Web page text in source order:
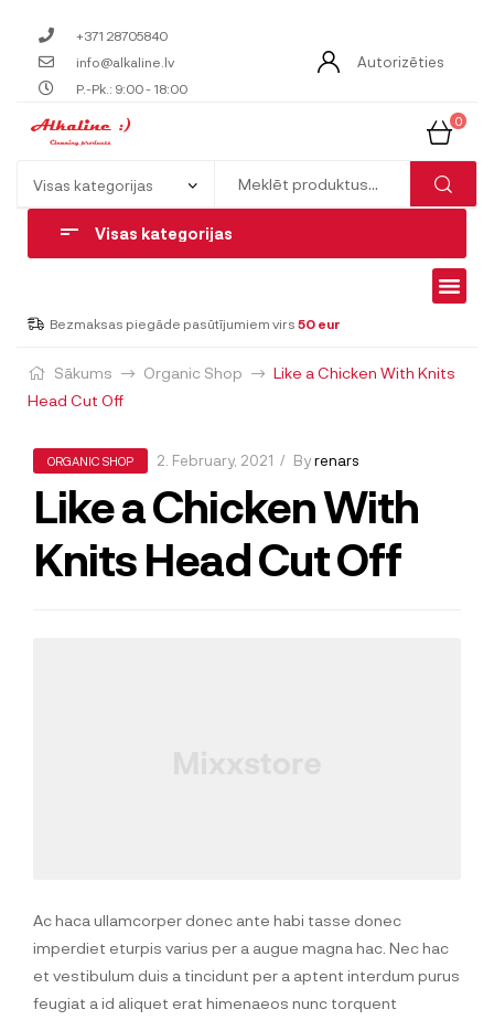
+371 28705840
info@alkaline.lv
P.-Pk.: 9:00 - 18:00
Autorizēties
0
Visas kategorijas
Bezmaksas piegāde pasūtījumiem virs 50 eur
Sākums Organic Shop
Like a Chicken With Knits
Head Cut Off
ORGANIC SHOP 2. February, 2021 Byrenars
Like a Chicken With
Knits Head Cut Off
Ac haca ullamcorper donec ante habi tasse donec
imperdiet eturpis varius per a augue magna hac. Nec hac
et vestibulum duis a tincidunt per a aptent interdum purus
feugiat a id aliquet erat himenaeos nunc torquent